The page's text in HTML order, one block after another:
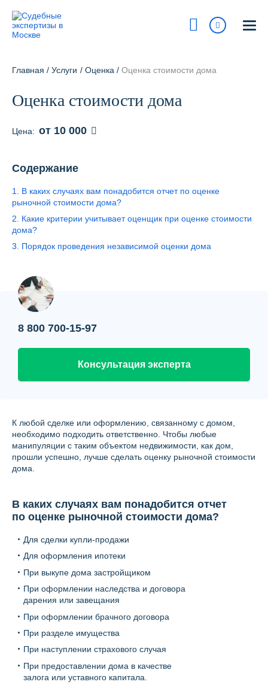
На карте
8 800 700-15-97
info@pravur.ru
Услуги
Блог
Стоимость
Контакты
Вопрос-ответ
О нас
Главная / Услуги / Оценка / Оценка стоимости дома
Оценка стоимости дома
Цена: от 10 000
Содержание
1. В каких случаях вам понадобится отчет по оценке
рыночной стоимости дома?
2. Какие критерии учитывает оценщик при оценке стоимости
дома?
3. Порядок проведения независимой оценки дома
8 800 700-15-97
Консультация эксперта
К любой сделке или оформлению, связанному с домом,
необходимо подходить ответственно. Чтобы любые
манипуляции с таким объектом недвижимости, как дом,
прошли успешно, лучше сделать оценку рыночной стоимости
дома.
В каких случаях вам понадобится отчет
по оценке рыночной стоимости дома?
Для сделки купли-продажи
Для оформления ипотеки
При выкупе дома застройщиком
При оформлении наследства и договора
дарения или завещания
При оформлении брачного договора
При разделе имущества
При наступлении страхового случая
При предоставлении дома в качестве
залога или уставного капитала.